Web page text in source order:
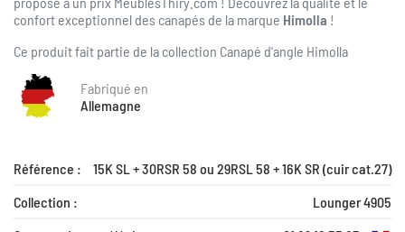
confort exceptionnel des canapés de la marque Himolla !
Ce produit fait partie de la collection Canapé d'angle Himolla
Fabriqué en
Allemagne
Référence :
15K SL + 30RSR 58 ou 29RSL 58 + 16K SR (cuir cat.27)
Collection :
Lounger 4905